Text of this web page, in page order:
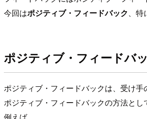
今回はポジティブ・フィードバック、特
ポジティブ・フィードバ
ポジティブ・フィードバックは、受け手
ポジティブ・フィードバックの方法とし